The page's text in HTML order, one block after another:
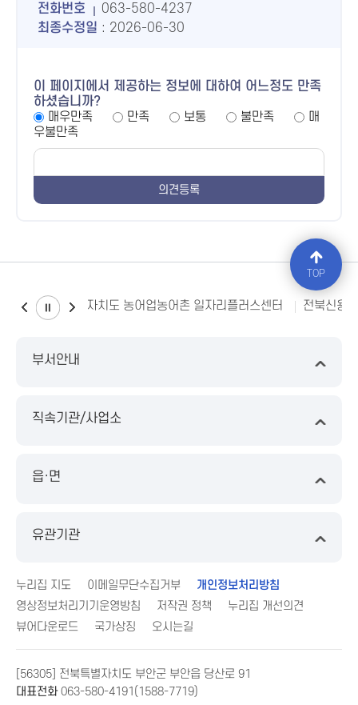
전화번호
063-580-4237
최종수정일 : 2026-06-30
이 페이지에서 제공하는 정보에 대하여 어느정도 만족
하셨습니까?
매우만족
만족 보통 불만족
매
우불만족
전북특별자치도 농어업농어촌 일자리플러스센터 전북신용
부서안내
직속기관/사업소
읍·면
유관기관
누리집 지도 이메일무단수집거부
개인정보처리방침
영상정보처리기기운영방침
저작권 정책
누리집 개선의견
뷰어다운로드
국가상징 오시는길
[56305] 전북특별자치도 부안군 부안읍 당산로 91
대표전화063-580-4191(1588-7719)
TOP